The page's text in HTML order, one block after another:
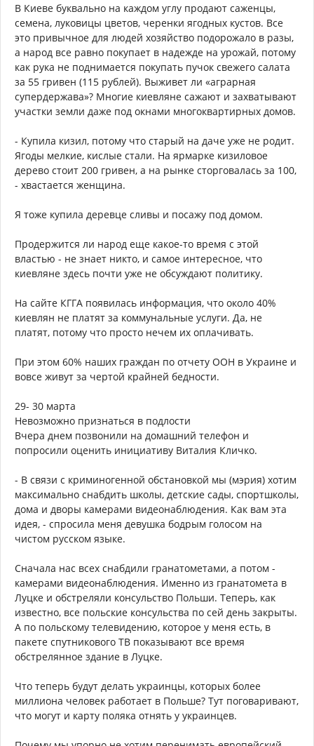
В Киеве буквально на каждом углу продают саженцы,
семена, луковицы цветов, черенки ягодных кустов. Все
это привычное для людей хозяйство подорожало в разы,
а народ все равно покупает в надежде на урожай, потому
как рука не поднимается покупать пучок свежего салата
за 55 гривен (115 рублей). Выживет ли «аграрная
супердержава»? Многие киевляне сажают и захватывают
участки земли даже под окнами многоквартирных домов.
- Купила кизил, потому что старый на даче уже не родит.
Ягоды мелкие, кислые стали. На ярмарке кизиловое
дерево стоит 200 гривен, а на рынке сторговалась за 100,
- хвастается женщина.
Я тоже купила деревце сливы и посажу под домом.
Продержится ли народ еще какое-то время с этой
властью - не знает никто, и самое интересное, что
киевляне здесь почти уже не обсуждают политику.
На сайте КГГА появилась информация, что около 40%
киевлян не платят за коммунальные услуги. Да, не
платят, потому что просто нечем их оплачивать.
При этом 60% наших граждан по отчету ООН в Украине и
вовсе живут за чертой крайней бедности.
29- 30 марта
Невозможно признаться в подлости
Вчера днем позвонили на домашний телефон и
попросили оценить инициативу Виталия Кличко.
- В связи с криминогенной обстановкой мы (мэрия) хотим
максимально снабдить школы, детские сады, спортшколы,
дома и дворы камерами видеонаблюдения. Как вам эта
идея, - спросила меня девушка бодрым голосом на
чистом русском языке.
Сначала нас всех снабдили гранатометами, а потом -
камерами видеонаблюдения. Именно из гранатомета в
Луцке и обстреляли консульство Польши. Теперь, как
известно, все польские консульства по сей день закрыты.
А по польскому телевидению, которое у меня есть, в
пакете спутникового ТВ показывают все время
обстрелянное здание в Луцке.
Что теперь будут делать украинцы, которых более
миллиона человек работает в Польше? Тут поговаривают,
что могут и карту поляка отнять у украинцев.